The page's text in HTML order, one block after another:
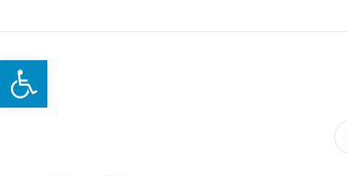
Open toolbar